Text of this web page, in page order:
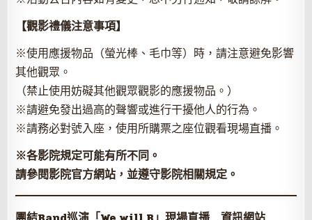
【觀影禮儀注意事項】
※使用應援物品（螢光棒、毛巾等）時，請注意避免影響
其他觀眾。
（禁止使用妨礙其他觀眾觀影的應援物品。）
※請避免發出過高的聲響或進行干擾他人的行為。
※請務必對號入座，使用所購票之座位觀看現場直播。
※各影院規定可能有所不同。
請參閱影院官方網站，並遵守影院相關規定。